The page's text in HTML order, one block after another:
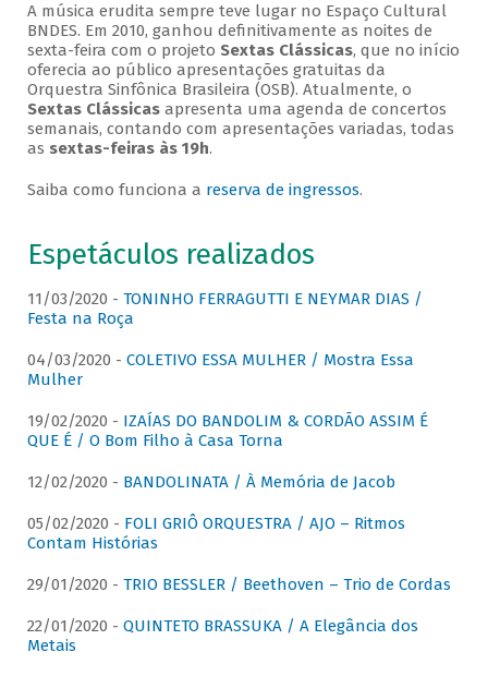
A música erudita sempre teve lugar no Espaço Cultural
BNDES. Em 2010, ganhou definitivamente as noites de
sexta-feira com o projeto Sextas Clássicas, que no início
oferecia ao público apresentações gratuitas da
Orquestra Sinfônica Brasileira (OSB). Atualmente, o
Sextas Clássicasapresenta uma agenda de concertos
semanais, contando com apresentações variadas, todas
as sextas-feiras às 19h.
Saiba como funciona a reserva de ingressos.
Espetáculos realizados
11/03/2020 - TONINHO FERRAGUTTI E NEYMAR DIAS /
Festa na Roça
04/03/2020 - COLETIVO ESSA MULHER / Mostra Essa
Mulher
19/02/2020 - IZAÍAS DO BANDOLIM & CORDÃO ASSIM É
QUE É / O Bom Filho à Casa Torna
12/02/2020 - BANDOLINATA / À Memória de Jacob
05/02/2020 - FOLI GRIÔ ORQUESTRA / AJO – Ritmos
Contam Histórias
29/01/2020 - TRIO BESSLER / Beethoven – Trio de Cordas
22/01/2020 - QUINTETO BRASSUKA / A Elegância dos
Metais